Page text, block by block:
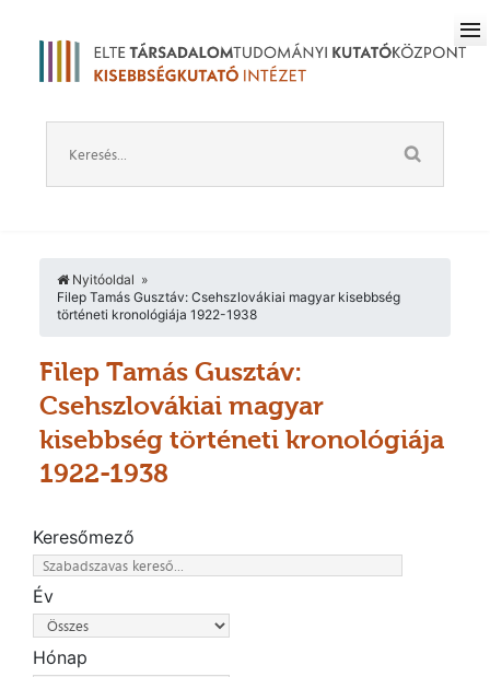
Nyitóoldal
Filep Tamás Gusztáv: Csehszlovákiai magyar kisebbség
történeti kronológiája 1922-1938
Filep Tamás Gusztáv:
Csehszlovákiai magyar
kisebbség történeti kronológiája
1922-1938
Keresőmező
Év
Hónap